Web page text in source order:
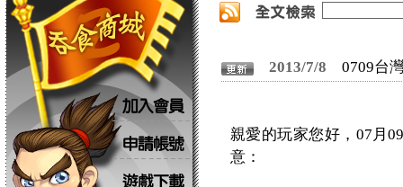
2013/7/8 0709台
親愛的玩家您好，07月
意：